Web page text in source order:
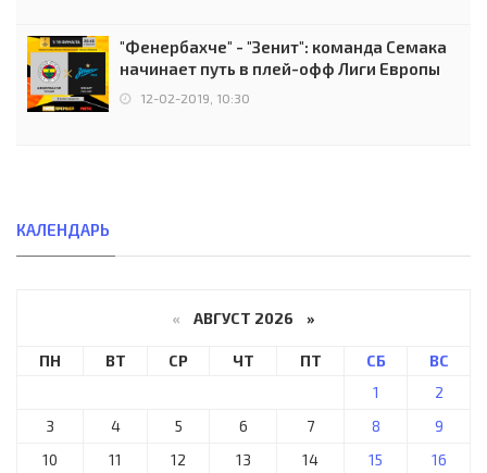
"Фенербахче" - "Зенит": команда Семака
начинает путь в плей-офф Лиги Европы
12-02-2019, 10:30
КАЛЕНДАРЬ
« АВГУСТ 2026 »
ПН ВТ СР ЧТ ПТ СБ
ВС
1
2
3
4 5 6 7 8
9
10
11 12 13 14 15
16